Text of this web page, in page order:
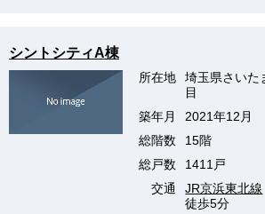
シントシティA棟
所在地
埼玉県さいた
目
築年月
2021年12月
総階数
15階
総戸数
1411戸
交通
JR京浜東北線
徒歩5分